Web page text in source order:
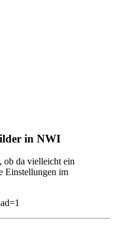
in NWI
ob da vielleicht ein
Einstellungen im